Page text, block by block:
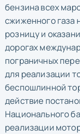
бензина всех
сжиженного газа
розницу и
дорогах
пограничных
для реализации
беспошлинной
действие
Национального
реализации